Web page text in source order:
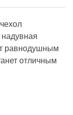
равнодушным
отличным